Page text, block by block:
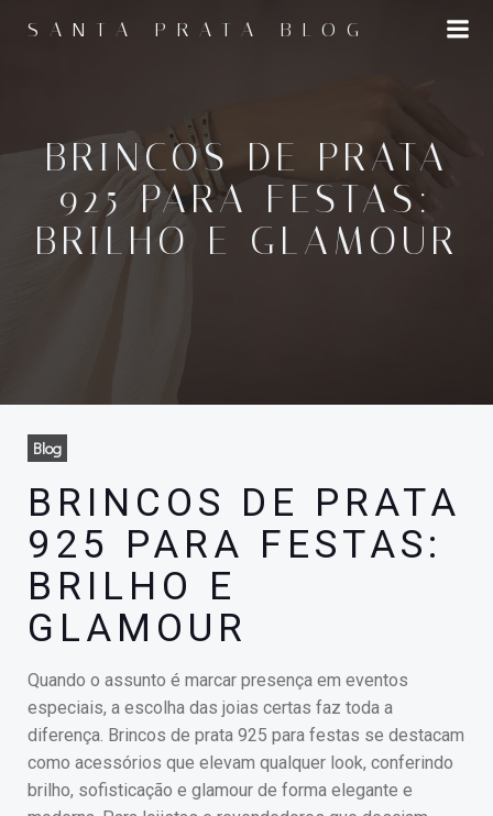
para
SANTA PRATA BLOG
BRINCOS DE PRATA
925 PARA FESTAS:
BRILHO E GLAMOUR
Blog
BRINCOS DE PRATA
925 PARA FESTAS:
BRILHO E
GLAMOUR
Quando o assunto é marcar presença em eventos
especiais, a escolha das joias certas faz toda a
diferença. Brincos de prata 925 para festas se destacam
como acessórios que elevam qualquer look, conferindo
brilho, sofisticação e glamour de forma elegante e